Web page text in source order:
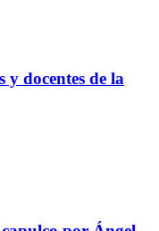
y docentes de la